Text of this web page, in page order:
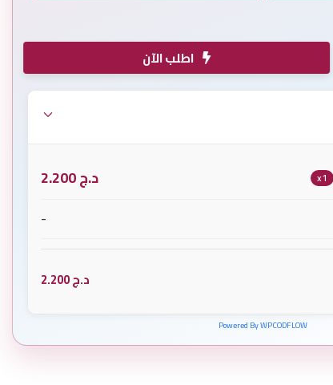
اطلب الآن
x1 د.ج
-
د.ج
Powered By WPCODFLOW